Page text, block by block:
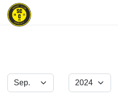
Filter
Monat Jahr